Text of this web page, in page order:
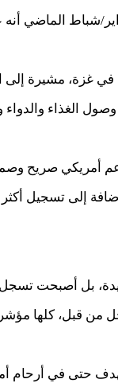
شباط الماضي
غزة، مشيرة إلى
الغذاء
أمريكي صريح
بل أصبحت
من قبل، كلها
حتى في أرحام